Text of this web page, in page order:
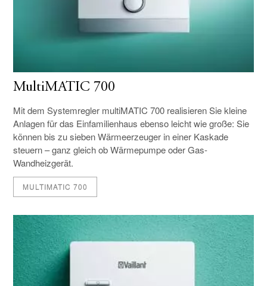
MultiMATIC 700
Mit dem Systemregler multiMATIC 700 realisieren Sie kleine
Anlagen für das Einfamilienhaus ebenso leicht wie große: Sie
können bis zu sieben Wärmeerzeuger in einer Kaskade
steuern – ganz gleich ob Wärmepumpe oder Gas-
Wandheizgerät.
MULTIMATIC 700